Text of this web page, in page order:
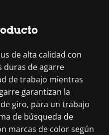
de alta calidad con
duras de agarre
de trabajo mientras
garantizan la
giro, para un trabajo
de búsqueda de
marcas de color según